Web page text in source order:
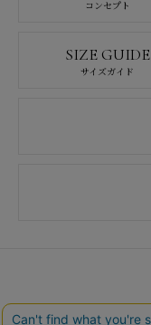
コンセプト
SIZE GUIDE
サイズガイド